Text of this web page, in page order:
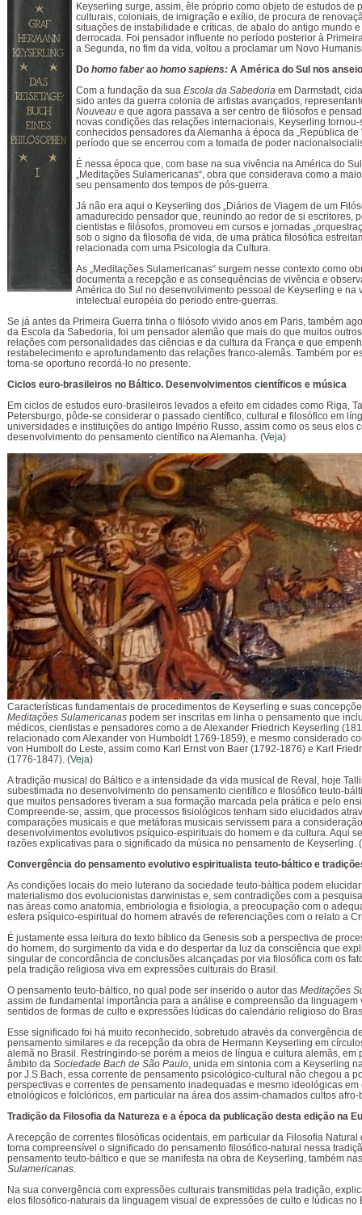
Keyserling surge, assim, êle próprio como objeto de estudos de
culturais, coloniais, de imigração e exílio, de procura de
situações de instabilidade e críticas, de abalo do antigo mundo
derrocada. Foi pensador influente no período posterior à
a Segunda, no fim da vida, voltou a proclamar um Novo
Do homo faberao homo sapiens: A América do Sul nos
Com a fundação da sua Escola da Sabedoria em Darmstadt,
sido antes da guerra colonia de artistas avançados,
Nouveau e que agora passava a ser centro de filósofos e
novas condições das relações internacionais, Keyserling tornou-
conhecidos pensadores da Alemanha á época da „República de
período que se encerrou com a tomada de poder
É nessa época que, com base na sua vivência na América do
„Meditações Sulamericanas“, obra que considerava como a
seu pensamento dos tempos de pós-guerra.
Já não era aqui o Keyserling dos „Diários de Viagem de um
amadurecido pensador que, reunindo ao redor de si escritores,
cientistas e filósofos, promoveu em cursos e jornadas
sob o signo da filosofia de vida, de uma prática filosófica
relacionada com uma Psicologia da Cultura.
As „Meditações Sulamericanas“ surgem nesse contexto como
documenta a recepção e as consequências de vivência e
América do Sul no desenvolvimento pessoal de Keyserling e na
intelectual européia do periodo entre-guerras.
Se já antes da Primeira Guerra tinha o filósofo vivido anos em Paris, também
da Escola da Sabedoria, foi um pensador alemão que mais do que muitos
relações com personalidades das ciências e da cultura da França e que
restabelecimento e aprofundamento das relações franco-alemãs. Também por
torna-se oportuno recordá-lo no presente.
Ciclos euro-brasileiros no Báltico. Desenvolvimentos científicos e música
Em ciclos de estudos euro-brasileiros levados a efeito em cidades como Riga,
Petersburgo, pôde-se considerar o passado científico, cultural e filosófico em
universidades e instituições do antigo Império Russo, assim como os seus elos
desenvolvimento do pensamento científico na Alemanha. (Veja)
Características fundamentais de procedimentos de Keyserling e suas
Meditações Sulamericanas podem ser inscritas em linha o pensamento que
médicos, cientistas e pensadores como a de Alexander Friedrich Keyserling
relacionado com Alexander von Humboldt 1769-1859), e mesmo considerado
von Humbolt do Leste, assim como Karl Ernst von Baer (1792-1876) e Karl
(1776-1847). (Veja)
A tradição musical do Báltico e a intensidade da vida musical de Reval, hoje
subestimada no desenvolvimento do pensamento científico e filosófico teuto-
que muitos pensadores tiveram a sua formação marcada pela prática e pelo
Compreende-se, assim, que processos fisiológicos tenham sido elucidados
comparações musicais e que metáforas musicais servissem para a
desenvolvimentos evolutivos psíquico-espirituais do homem e da cultura. Aqui
razões explicativas para o significado da música no pensamento de Keyserling. (
Convergência do pensamento evolutivo espiritualista teuto-báltico e
As condições locais do meio luterano da sociedade teuto-báltica podem
materialismo dos evolucionistas darwinistas e, sem contradições com a
nas áreas como anatomia, embriologia e fisiologia, a preocupação com o
esfera psíquico-espiritual do homem através de referenciações com o relato a
É justamente essa leitura do texto bíblico da Genesis sob a perspectiva de
do homem, do surgimento da vida e do despertar da luz da consciência que
singular de concordância de conclusões alcançadas por via filosófica com os
pela tradição religiosa viva em expressões culturais do Brasil.
O pensamento teuto-báltico, no qual pode ser inserido o autor das Meditações
assim de fundamental importância para a análise e compreensão da linguagem
sentidos de formas de culto e expressões lúdicas do calendário religioso do
Esse significado foi há muito reconhecido, sobretudo através da convergência
pensamento similares e da recepção da obra de Hermann Keyserling em
alemã no Brasil. Restringindo-se porém a meios de língua e cultura alemãs, em
âmbito da Sociedade Bach de São Paulo, unida em sintonia com a Keyserling
por J.S.Bach, essa corrente de pensamento psicológico-cultural não chegou a
perspectivas e correntes de pensamento inadequadas e mesmo ideológicas em
etnológicos e folclóricos, em particular na área dos assim-chamados cultos
Tradição da Filosofia da Natureza e a época da publicação desta edição na
A recepção de correntes filosóficas ocidentais, em particular da Filosofia Natural
torna compreensível o significado do pensamento filosófico-natural nessa
pensamento teuto-báltico e que se manifesta na obra de Keyserling, também
Sulamericanas.
Na sua convergência com expressões culturais transmitidas pela tradição,
elos filosófico-naturais da linguagem visual de expressões de culto e lúdicas no